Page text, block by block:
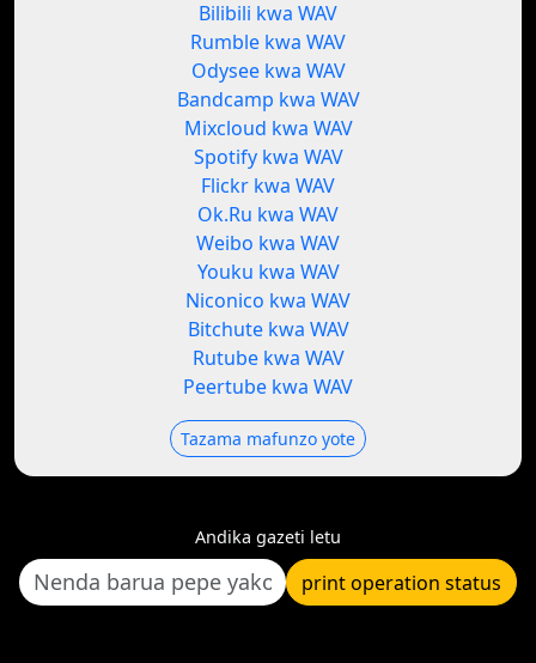
Bilibili kwa WAV
Rumble kwa WAV
Odysee kwa WAV
Bandcamp kwa WAV
Mixcloud kwa WAV
Spotify kwa WAV
Flickr kwa WAV
Ok.Ru kwa WAV
Weibo kwa WAV
Youku kwa WAV
Niconico kwa WAV
Bitchute kwa WAV
Rutube kwa WAV
Peertube kwa WAV
Tazama mafunzo yote
Andika gazeti letu
print operation status